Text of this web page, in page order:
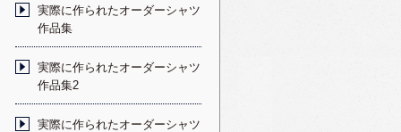
実際に作られたオーダーシャツ
作品集
実際に作られたオーダーシャツ
作品集2
実際に作られたオーダーシャツ